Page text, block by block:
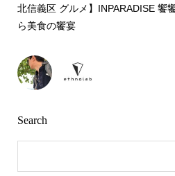
北信義区 グルメ】INPARADISE 饗
ら美食の饗宴
Search